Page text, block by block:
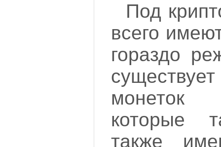
Под
всего
гораздо
монеток
которые
также